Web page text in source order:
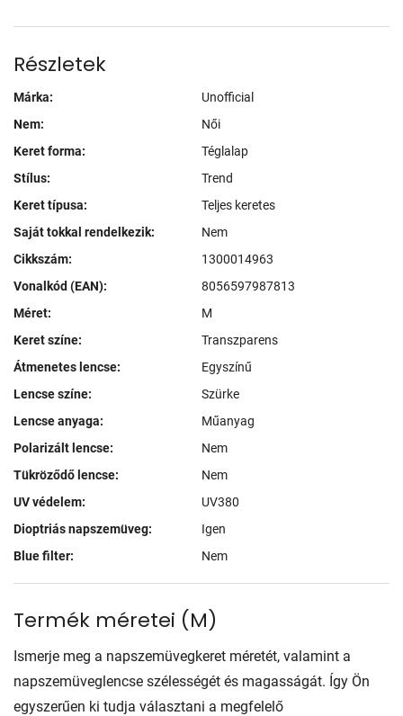
Részletek
Márka:
Unofficial
Nem:
Női
Keret forma:
Téglalap
Stílus:
Trend
Keret típusa:
Teljes keretes
Saját tokkal rendelkezik:
Nem
Cikkszám:
1300014963
Vonalkód (EAN):
8056597987813
Méret:
M
Keret színe:
Transzparens
Átmenetes lencse:
Egyszínű
Lencse színe:
Szürke
Lencse anyaga:
Műanyag
Polarizált lencse:
Nem
Tükröződő lencse:
Nem
UV védelem:
UV380
Dioptriás napszemüveg:
Igen
Blue filter:
Nem
Termék méretei (M)
Ismerje meg a napszemüvegkeret méretét, valamint a
napszemüveglencse szélességét és magasságát. Így Ön
egyszerűen ki tudja választani a megfelelő